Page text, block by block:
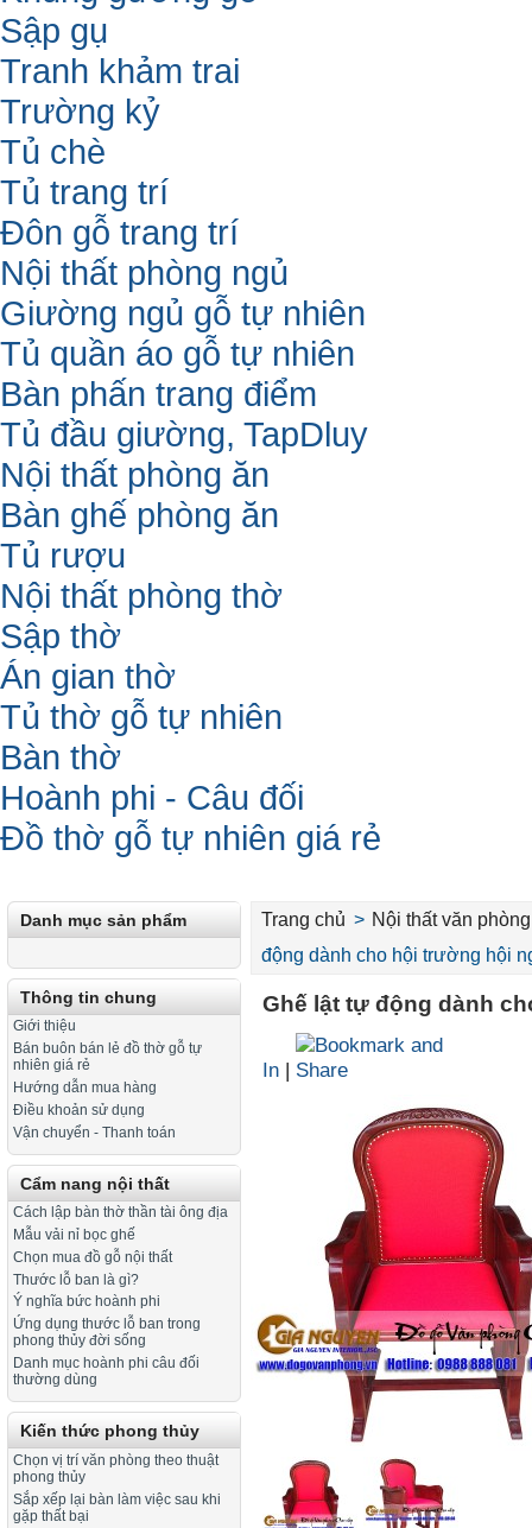
Sập gụ
Tranh khảm trai
Trường kỷ
Tủ chè
Tủ trang trí
Đôn gỗ trang trí
Nội thất phòng ngủ
Giường ngủ gỗ tự nhiên
Tủ quần áo gỗ tự nhiên
Bàn phấn trang điểm
Tủ đầu giường, TapDluy
Nội thất phòng ăn
Bàn ghế phòng ăn
Tủ rượu
Nội thất phòng thờ
Sập thờ
Án gian thờ
Tủ thờ gỗ tự nhiên
Bàn thờ
Hoành phi - Câu đối
Đồ thờ gỗ tự nhiên giá rẻ
Danh mục sản phẩm
Thông tin chung
Giới thiệu
Bán buôn bán lẻ đồ thờ gỗ tự
nhiên giá rẻ
Hướng dẫn mua hàng
Điều khoản sử dụng
Vận chuyển - Thanh toán
Cẩm nang nội thất
Cách lập bàn thờ thần tài ông địa
Mẫu vải nỉ bọc ghế
Chọn mua đồ gỗ nội thất
Thước lỗ ban là gì?
Ý nghĩa bức hoành phi
Ứng dụng thước lỗ ban trong
phong thủy đời sống
Danh mục hoành phi câu đối
thường dùng
Kiến thức phong thủy
Chọn vị trí văn phòng theo thuật
phong thủy
Sắp xếp lại bàn làm việc sau khi
gặp thất bại
Trang chủ > Nội thất văn phòng
động dành cho hội trường hội
Ghế lật tự động dành
In |